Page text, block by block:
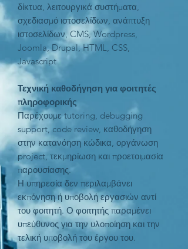
δίκτυα, λειτουργικά συστήματα,
σχεδιασμό ιστοσελίδων, ανάπτυξη
ιστοσελίδων, CMS, Wordpress,
Joomla, Drupal, HTML, CSS,
Javascript
Τεχνική καθοδήγηση για φοιτητές
πληροφορικής
Παρέχουμε tutoring, debugging
support, code review, καθοδήγηση
στην κατανόηση κώδικα, οργάνωση
project, τεκμηρίωση και προετοιμασία
παρουσίασης.
Η υπηρεσία δεν περιλαμβάνει
εκπόνηση ή υποβολή εργασιών αντί
του φοιτητή. Ο φοιτητής παραμένει
υπεύθυνος για την υλοποίηση και την
τελική υποβολή του έργου του.